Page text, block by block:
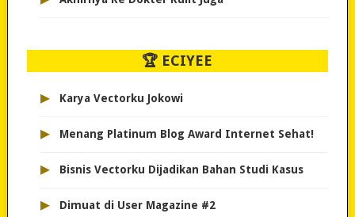
🏆 ECIYEE
▸ Karya Vectorku Jokowi
▸ Menang Platinum Blog Award Internet Sehat!
▸ Bisnis Vectorku Dijadikan Bahan Studi Kasus
▸ Dimuat di User Magazine #2